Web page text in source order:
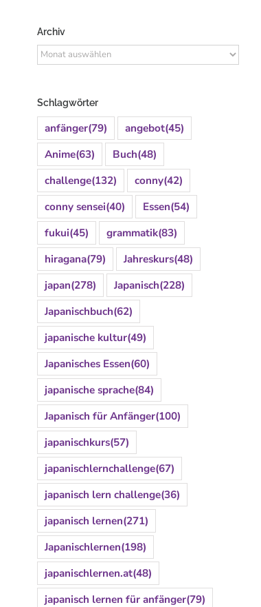
Archiv
Archiv
Schlagwörter
anfänger(79) angebot(45)
Anime(63) Buch(48)
challenge(132) conny(42)
conny sensei(40) Essen(54)
fukui(45) grammatik(83)
hiragana(79) Jahreskurs(48)
japan(278) Japanisch(228)
Japanischbuch(62)
japanische kultur(49)
Japanisches Essen(60)
japanische sprache(84)
Japanisch für Anfänger(100)
japanischkurs(57)
japanischlernchallenge(67)
japanisch lern challenge(36)
japanisch lernen(271)
Japanischlernen(198)
japanischlernen.at(48)
japanisch lernen für anfänger(79)